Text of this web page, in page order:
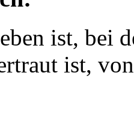
ist, bei
ist,